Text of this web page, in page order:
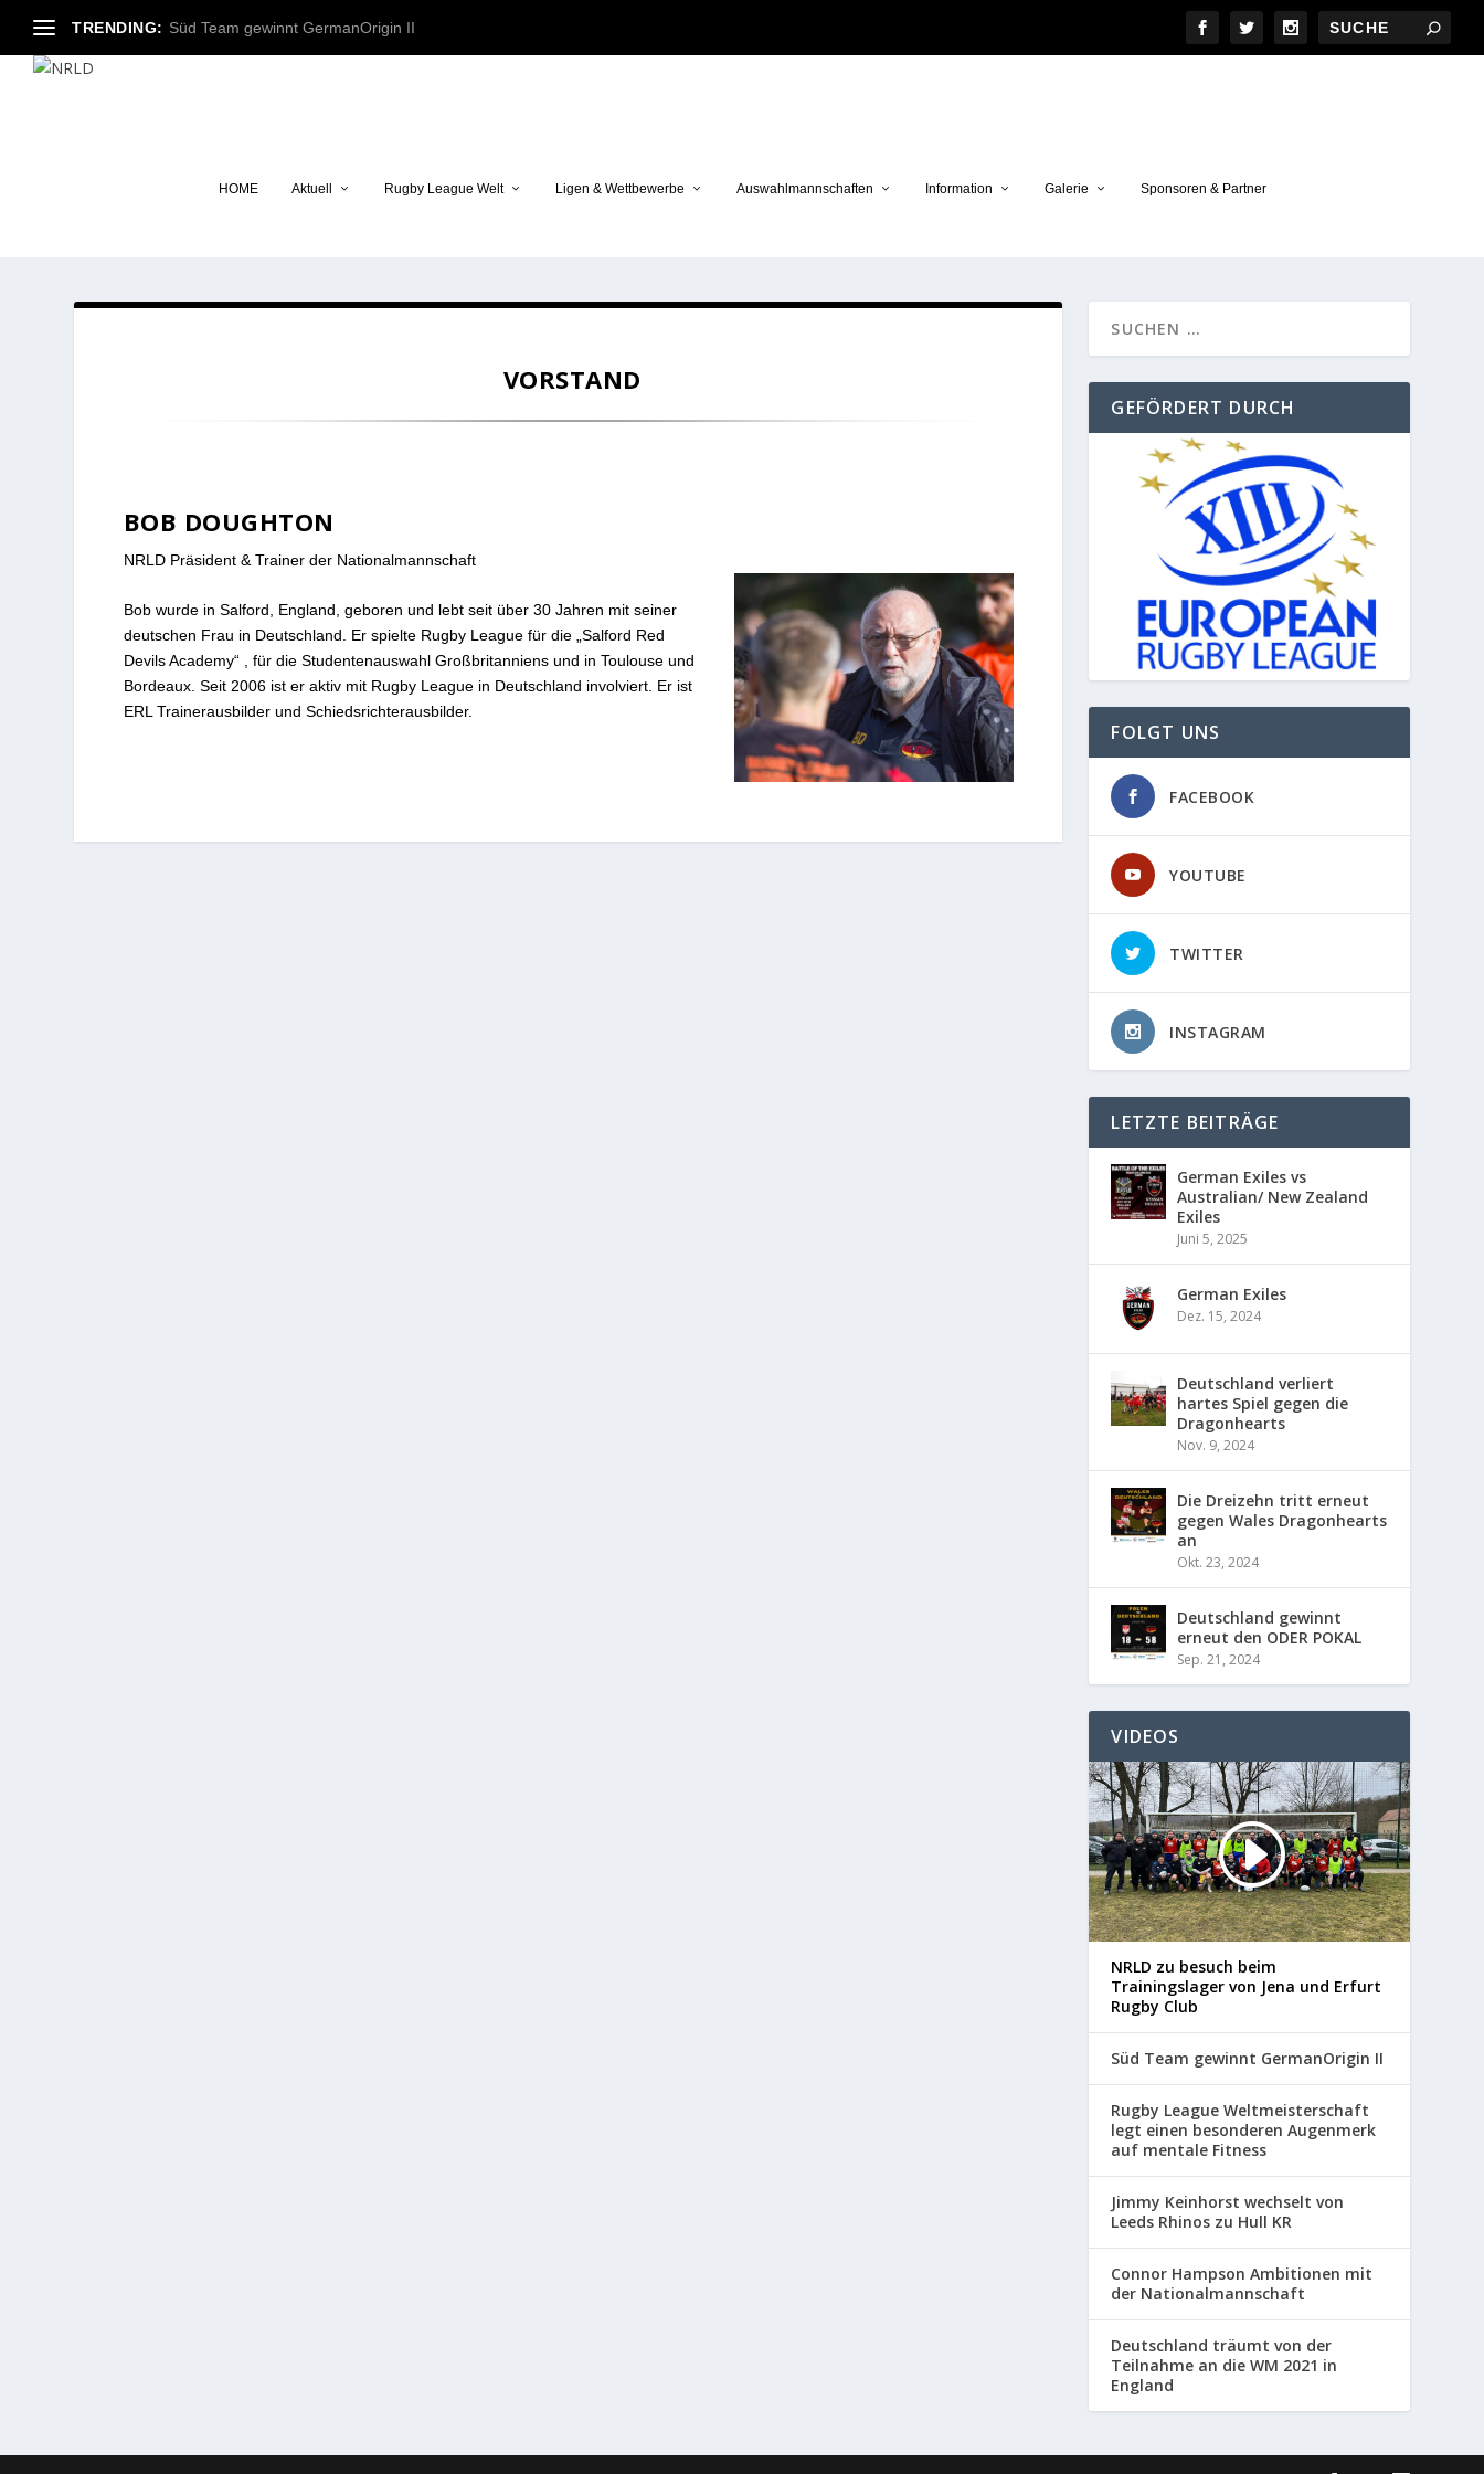
TRENDING: Süd Team gewinnt GermanOrigin II
HOME Aktuell Rugby League Welt Ligen & Wettbewerbe Auswahlmannschaften Information Galerie Sponsoren & Partner
VORSTAND
BOB DOUGHTON
NRLD Präsident & Trainer der Nationalmannschaft
Bob wurde in Salford, England, geboren und lebt seit über 30 Jahren mit seiner
deutschen Frau in Deutschland. Er spielte Rugby League für die „Salford Red
Devils Academy“ , für die Studentenauswahl Großbritanniens und in Toulouse und
Bordeaux. Seit 2006 ist er aktiv mit Rugby League in Deutschland involviert. Er ist
ERL Trainerausbilder und Schiedsrichterausbilder.
GEFÖRDERT DURCH
FOLGT UNS
FACEBOOK
YOUTUBE
TWITTER
INSTAGRAM
LETZTE BEITRÄGE
German Exiles vs
Australian/ New Zealand
Exiles
Juni 5, 2025
German Exiles
Dez. 15, 2024
Deutschland verliert
hartes Spiel gegen die
Dragonhearts
Nov. 9, 2024
Die Dreizehn tritt erneut
gegen Wales Dragonhearts
an
Okt. 23, 2024
Deutschland gewinnt
erneut den ODER POKAL
Sep. 21, 2024
VIDEOS
NRLD zu besuch beim
Trainingslager von Jena und Erfurt
Rugby Club
Süd Team gewinnt GermanOrigin II
Rugby League Weltmeisterschaft
legt einen besonderen Augenmerk
auf mentale Fitness
Jimmy Keinhorst wechselt von
Leeds Rhinos zu Hull KR
Connor Hampson Ambitionen mit
der Nationalmannschaft
Deutschland träumt von der
Teilnahme an die WM 2021 in
England